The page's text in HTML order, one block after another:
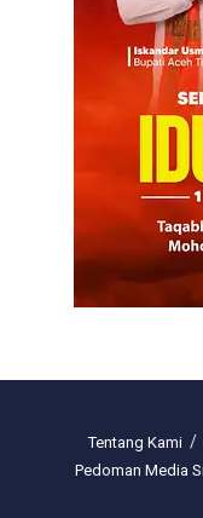
Tentang Kami
Pedoman Media